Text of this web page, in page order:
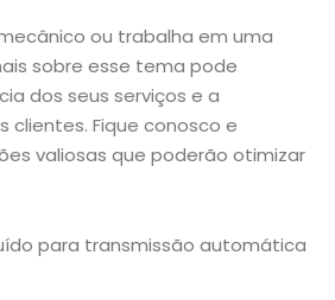
ou trabalha em uma
sobre esse tema pode
dos seus serviços e a
clientes. Fique conosco e
valiosas que poderão otimizar